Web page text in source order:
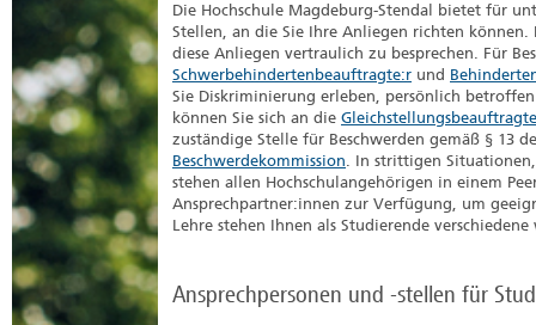
Die Hochschule Magdeburg-Stendal bietet für
Stellen, an die Sie Ihre Anliegen richten
diese Anliegen vertraulich zu besprechen. Für
Schwerbehindertenbeauftragte:r und
Sie Diskriminierung erleben, persönlich
können Sie sich an die
zuständige Stelle für Beschwerden gemäß § 13
Beschwerdekommission. In strittigen
stehen allen Hochschulangehörigen in einem
Ansprechpartner:innen zur Verfügung, um
Lehre stehen Ihnen als Studierende
Ansprechpersonen und -stellen für